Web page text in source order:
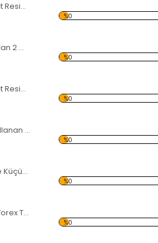
Modern Soyut Resim Deniz Feneri Forex Tablo
%0
Saksafon Çalan 2 Müzisyen Forex Tablo
%0
Modern Soyut Resim 4 Forex Tablo
%0
Rüzgarda Sallanan Gelincikler Forex Tablo
%0
Kalp Şeklinde Küçük Resimler Forex Tablo
%0
Fularlı Kadın Forex Tablo
%0